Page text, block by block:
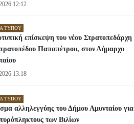
12:12
ΤΎΠΟΥ
επίσκεψη του νέου Στρατοπεδάρχη
Παπαπέτρου, στον Δήμαρχο
13:18
ΤΎΠΟΥ
αλληλεγγύης του Δήμου Αμυνταίου για
των Βιλίων